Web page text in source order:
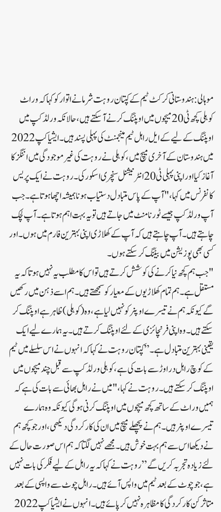
موہالی:ہندوستانی کرکٹ ٹیم کے کپتان روہت شرما نے اتوار کو کہا کہ وراٹ
کوہلی کچھ ٹی 20 میچوں میں اوپننگ کرنے آ سکتے ہیں، حالانکہ ورلڈ کپ میں
اوپننگ کے لیے کے ایل راہل ٹیم مینجمنٹ کی پہلی پسند ہیں۔ایشیا کپ 2022
میں ہندوستان کے آخری میچ میں، کوہلی نے روہت کی غیر موجودگی میں اننگز کا
آغاز کیا اور اپنی پہلی ٹی 20 انٹرنیشنل سنچری اسکور کی۔روہت نے ایک پریس
کانفرنس میں کہا، "آپ کے پاس متبادل دستیاب ہونا ہمیشہ اچھا ہوتا ہے۔ جب
آپ ورلڈ کپ جیسے ٹورنامنٹ میں جاتے ہیں تو یہ بہت اہم ہوتا ہے۔ آپ لچک
چاہتے ہیں۔ آپ چاہتے ہیں کہ آپ کے کھلاڑی اپنی بہترین فارم میں ہوں ۔ اور
کسی بھی پوزیشن میں بیٹنگ کر سکتے ہوں۔
"جب ہم کچھ نیا کرنے کی کوشش کرتے ہیں تو اس کا مطلب یہ نہیں ہوتا کہ یہ
مستقل ہے۔ ہم تمام کھلاڑیوں کے معیار کو سمجھتے ہیں۔ ہم اسے ذہن میں رکھیں
گے کیونکہ ہم نے تیسرے اوپنر کو نہیں لیا ہے، وہ (کوہلی) ظاہر ہے اوپننگ کر
سکتے ہیں۔ وہ اپنی فرنچائز ی کے لئے اوپننگ کرتے ہیں ۔ یہ ہمارے لیے ایک
یقینی بہترین متبادل ہے۔”کپتان روہت نے کہا کہ انہوں نے اس سلسلے میں ٹیم
کے کوچ راہل دراوڑ سے بات کی ہے، کوہلی ورلڈ کپ سے قبل چند میچوں میں
اوپننگ کر سکتے ہیں۔روہت نے کہا، "میں نے راہل بھائی سے بات کی ہے کہ
ہمیں وراٹ کے ساتھ کچھ میچوں میں اوپننگ کرنی ہوگی کیونکہ وہ ہمارے
تیسرے اوپنر ہیں۔ ہم نے پچھلے میچ میں ان کی کارکردگی دیکھی، اور جو کچھ ہم
نے دیکھا اس سے ہم بہت خوش ہیں۔ مجھے نہیں لگتا کہ ہم اس صورت حال کے
لئے زیادہ تجربہ کریں گے”روہت نے کہا کہ یہ راہل کے لیے فکر کی بات نہیں
ہے، جو چوٹ کے بعد ٹیم میں واپس آئے ہیں۔ راہل چوٹ سے واپسی کے بعد
متاثر کن کارکردگی کا مظاہرہ نہیں کر پائے ہیں۔ انہوں نے ایشیا کپ 2022